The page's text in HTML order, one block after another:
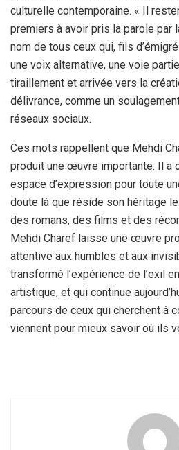
culturelle contemporaine. « Il
premiers à avoir pris la parole par
nom de tous ceux qui, fils
une voix alternative, une voie
tiraillement et arrivée vers la
délivrance, comme un
réseaux sociaux.
Ces mots rappellent que Mehdi
produit une œuvre importante. Il a
espace d’expression pour toute
doute là que réside son héritage
des romans, des films et des
Mehdi Charef laisse une œuvre
attentive aux humbles et aux
transformé l’expérience de l’exil
artistique, et qui continue
parcours de ceux qui cherchent à
viennent pour mieux savoir où ils